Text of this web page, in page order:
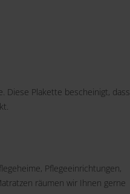
Diese Plakette bescheinigt, dass
Pflegeeinrichtungen,
räumen wir Ihnen gerne